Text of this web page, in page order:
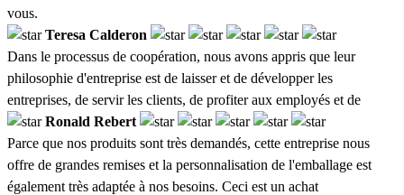
vous.
Teresa Calderon
Dans le processus de coopération, nous avons appris que leur
philosophie d'entreprise est de laisser et de développer les
entreprises, de servir les clients, de profiter aux employés et de
Ronald Rebert
Parce que nos produits sont très demandés, cette entreprise nous
offre de grandes remises et la personnalisation de l'emballage est
également très adaptée à nos besoins. Ceci est un achat